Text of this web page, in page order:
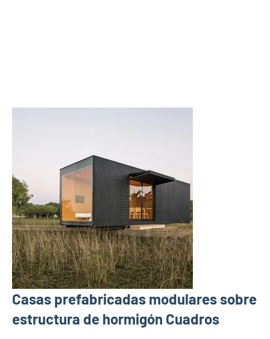
Casas prefabricadas modulares sobre
estructura de hormigón Cuadros